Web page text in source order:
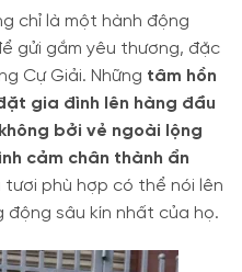
chỉ là một hành động
gửi gắm yêu thương, đặc
Cự Giải. Những tâm hồn
gia đình lên hàng đầu
bởi vẻ ngoài lộng
cảm chân thành ẩn
tươi phù hợp có thể nói lên
động sâu kín nhất của họ.